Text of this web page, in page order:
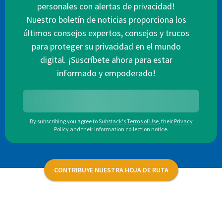
personales con alertas de privacidad!
Nuestro boletín de noticias proporciona los
últimos consejos expertos, consejos y trucos
para proteger su privacidad en el mundo
digital. ¡Suscríbete ahora para estar
informado y empoderado!
By subscribing you agree toSubstack's Terms of Use, their Privacy
Policy and their Information collection notice.
CONTRIBUYE NUESTRA HOJA DE RUTA